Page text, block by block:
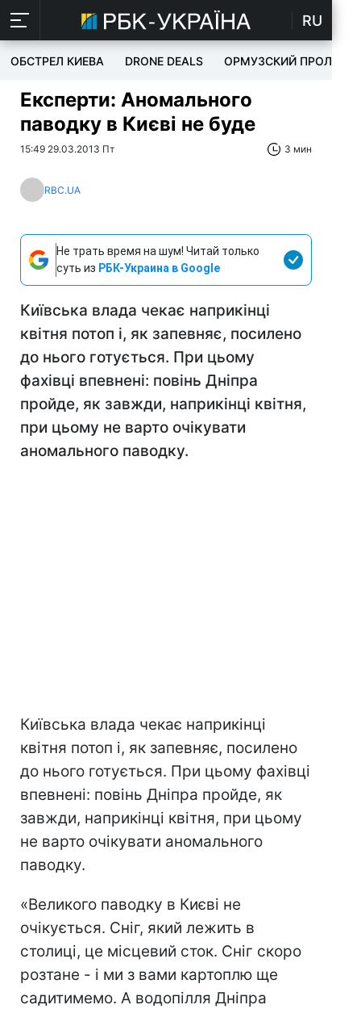
RU
ОБСТРЕЛ КИЕВА DRONE DEALS ОРМУЗСКИЙ ПРОЛИВ
Експерти: Аномального
паводку в Києві не буде
15:49 29.03.2013 Пт 3 мин
RBC.UA
Не трать время на шум! Читай только
суть из РБК-Украина в Google
Київська влада чекає наприкінці
квітня потоп і, як запевняє, посилено
до нього готується. При цьому
фахівці впевнені: повінь Дніпра
пройде, як завжди, наприкінці квітня,
при цьому не варто очікувати
аномального паводку.
Київська влада чекає наприкінці
квітня потоп і, як запевняє, посилено
до нього готується. При цьому фахівці
впевнені: повінь Дніпра пройде, як
завжди, наприкінці квітня, при цьому
не варто очікувати аномального
паводку.
«Великого паводку в Києві не
очікується. Сніг, який лежить в
столиці, це місцевий сток. Сніг скоро
розтане - і ми з вами картоплю ще
садитимемо. А водопілля Дніпра